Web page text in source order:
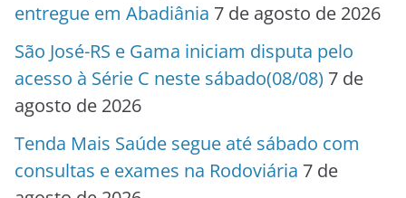
entregue em Abadiânia 7 de agosto de 2026
São José-RS e Gama iniciam disputa pelo
acesso à Série C neste sábado(08/08) 7 de
agosto de 2026
Tenda Mais Saúde segue até sábado com
consultas e exames na Rodoviária 7 de